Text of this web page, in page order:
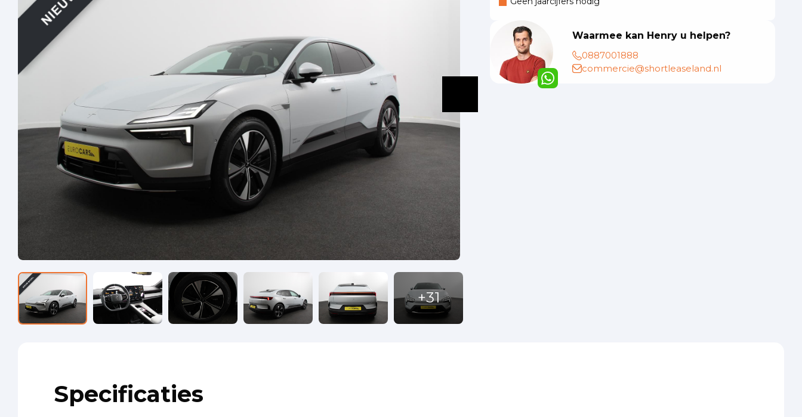
Waarmee kan Henry u helpen?
0887001888
commercie@shortleaseland.nl
Specificaties